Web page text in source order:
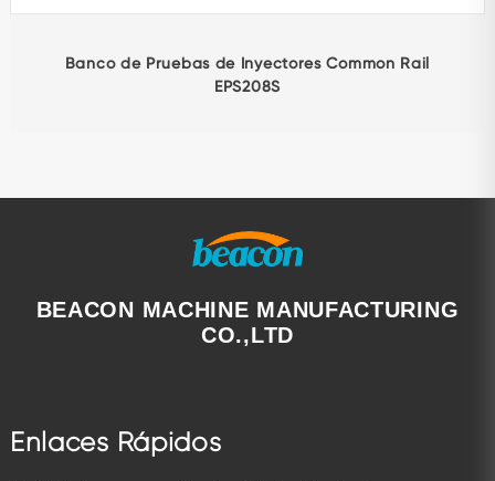
Banco de Pruebas de Inyectores Common Rail
EPS208S
BEACON MACHINE MANUFACTURING
CO.,LTD
Enlaces Rápidos